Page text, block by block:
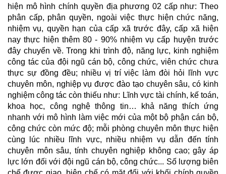
hiện mô hình chính quyền địa phương 02 cấp như: Theo
phân cấp, phân quyền, ngoài việc thực hiện chức năng,
nhiệm vụ, quyền hạn của cấp xã trước đây, cấp xã hiện
nay thực hiện thêm 80 - 90% nhiệm vụ cấp huyện trước
đây chuyển về. Trong khi trình độ, năng lực, kinh nghiệm
công tác của đội ngũ cán bộ, công chức, viên chức chưa
thực sự đồng đều; nhiều vị trí việc làm đòi hỏi lĩnh vực
chuyên môn, nghiệp vụ được đào tạo chuyên sâu, có kinh
nghiệm công tác còn thiếu như: Lĩnh vực tài chính, kế toán,
khoa học, công nghệ thông tin… khả năng thích ứng
nhanh với mô hình làm việc mới của một bộ phận cán bộ,
công chức còn mức độ; mỗi phòng chuyên môn thực hiện
cùng lúc nhiều lĩnh vực, nhiều nhiệm vụ dẫn đến tính
chuyên môn sâu, tính chuyên nghiệp không cao; gây áp
lực lớn đối với đội ngũ cán bộ, công chức... Số lượng biên